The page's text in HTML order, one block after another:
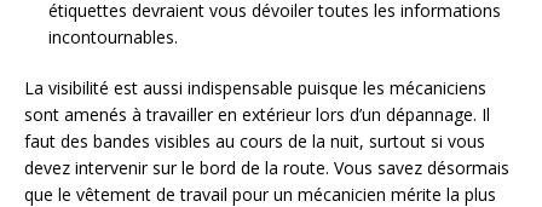
étiquettes devraient vous dévoiler toutes les informations
incontournables.
La visibilité est aussi indispensable puisque les mécaniciens
sont amenés à travailler en extérieur lors d’un dépannage. Il
faut des bandes visibles au cours de la nuit, surtout si vous
devez intervenir sur le bord de la route. Vous savez désormais
que le vêtement de travail pour un mécanicien mérite la plus